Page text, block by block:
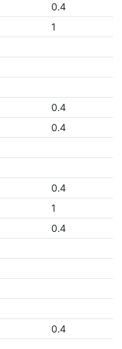
0.4
1
0.4
0.4
0.4
1
0.4
0.4